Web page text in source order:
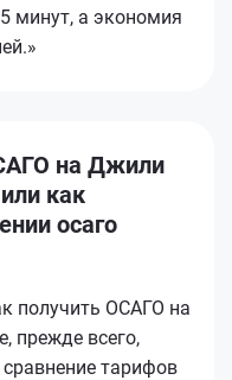
минут, а экономия
на Джили
как
осаго
получить ОСАГО на
прежде всего,
тарифов